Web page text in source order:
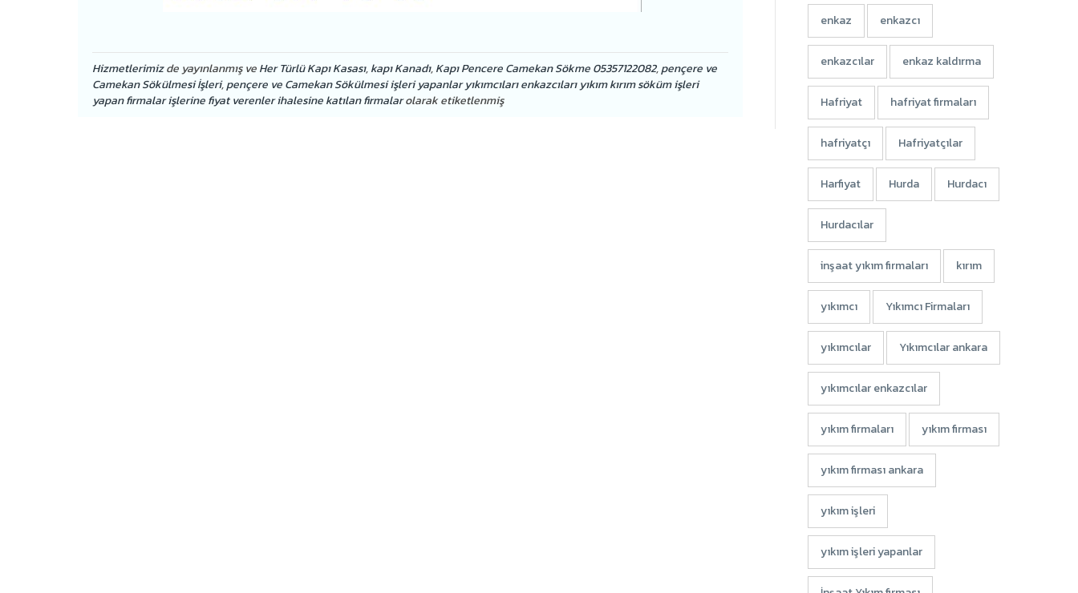
Hizmetlerimizde yayınlanmış veHer Türlü Kapı Kasası,kapı Kanadı,Kapı Pencere Camekan Sökme 05357122082,pençere ve
Camekan Sökülmesi İşleri,pençere ve Camekan Sökülmesi işleri yapanlar yıkımcıları enkazcıları yıkım kırım söküm işleri
yapan firmalar işlerine fiyat verenler ihalesine katılan firmalarolarak etiketlenmiş
enkaz enkazcı
enkazcılar enkaz kaldırma
Hafriyat hafriyat firmaları
hafriyatçı Hafriyatçılar
Harfiyat Hurda Hurdacı
Hurdacılar
inşaat yıkım firmaları kırım
yıkımcı Yıkımcı Firmaları
yıkımcılar Yıkımcılar ankara
yıkımcılar enkazcılar
yıkım firmaları yıkım firması
yıkım firması ankara
yıkım işleri
yıkım işleri yapanlar